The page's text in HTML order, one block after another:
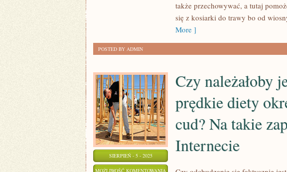
także przechowywać, a tutaj
się z kosiarki do trawy bo od
More ]
POSTED BY ADMIN
SIERPIEŃ - 5 - 2025
MOŻLIWOŚĆ KOMENTOWANIA
Czy należałoby
prędkie diety
cud? Na takie
Internecie